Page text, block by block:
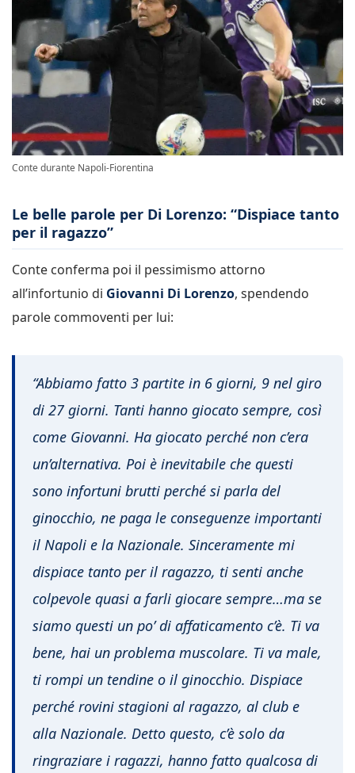
Conte durante Napoli-Fiorentina
Le belle parole per Di Lorenzo: “Dispiace tanto
per il ragazzo”
Conte conferma poi il pessimismo attorno
all’infortunio di Giovanni Di Lorenzo, spendendo
parole commoventi per lui:
“Abbiamo fatto 3 partite in 6 giorni, 9 nel giro
di 27 giorni. Tanti hanno giocato sempre, così
come Giovanni. Ha giocato perché non c’era
un’alternativa. Poi è inevitabile che questi
sono infortuni brutti perché si parla del
ginocchio, ne paga le conseguenze importanti
il Napoli e la Nazionale. Sinceramente mi
dispiace tanto per il ragazzo, ti senti anche
colpevole quasi a farli giocare sempre…ma se
siamo questi un po’ di affaticamento c’è. Ti va
bene, hai un problema muscolare. Ti va male,
ti rompi un tendine o il ginocchio. Dispiace
perché rovini stagioni al ragazzo, al club e
alla Nazionale. Detto questo, c’è solo da
ringraziare i ragazzi, hanno fatto qualcosa di